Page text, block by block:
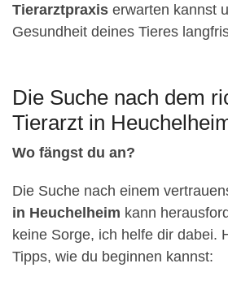
Tierarztpraxis erwarten kannst
Gesundheit deines Tieres
Die Suche nach dem
Tierarzt in
Wo fängst du an?
Die Suche nach einem
in Heuchelheim kann
keine Sorge, ich helfe dir dabei.
Tipps, wie du beginnen kannst: